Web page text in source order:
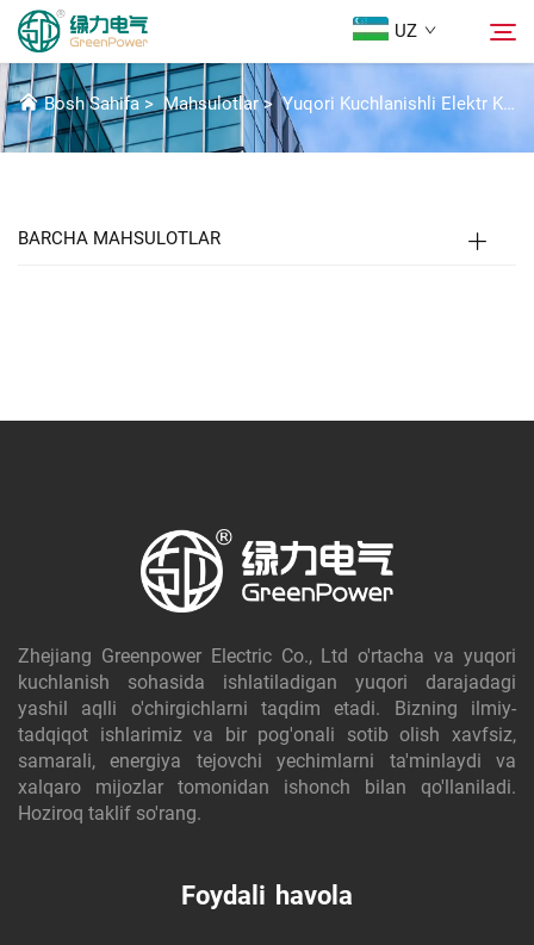
UZ
Mahsulotlar
AJRATUVCHI UGURLOVCHI
Bosh Sahifa>Mahsulotlar>Yuqori Kuchlanishli Elektr Komponentlari
BARCHA MAHSULOTLAR
Zhejiang Greenpower Electric Co., Ltd o'rtacha va yuqori
kuchlanish sohasida ishlatiladigan yuqori darajadagi
yashil aqlli o'chirgichlarni taqdim etadi. Bizning ilmiy-
tadqiqot ishlarimiz va bir pog'onali sotib olish xavfsiz,
samarali, energiya tejovchi yechimlarni ta'minlaydi va
xalqaro mijozlar tomonidan ishonch bilan qo'llaniladi.
Hoziroq taklif so'rang.
Foydali havola